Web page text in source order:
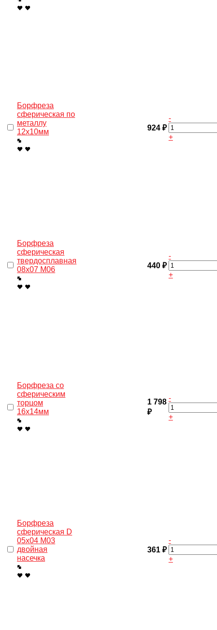
Борфреза
сферическая по
металлу
12х10мм
924 ₽
-
+
Борфреза
сферическая
твердосплавная
08х07 M06
440 ₽
-
+
Борфреза со
сферическим
торцом
16х14мм
1 798
₽
-
+
Борфреза
сферическая D
05х04 M03
двойная
насечка
361 ₽
-
+